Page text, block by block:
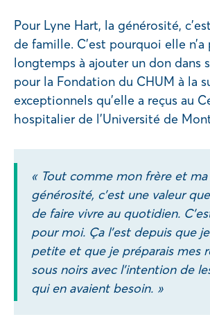
Pour Lyne Hart, la générosité,
de famille. C’est pourquoi elle n’a
longtemps à ajouter un don dans
pour la Fondation du CHUM à la
exceptionnels qu’elle a reçus au
hospitalier de l’Université de
« Tout comme mon frère et ma
générosité, c’est une valeur
de faire vivre au quotidien.
pour moi. Ça l’est depuis que
petite et que je préparais mes
sous noirs avec l’intention de
qui en avaient besoin. »